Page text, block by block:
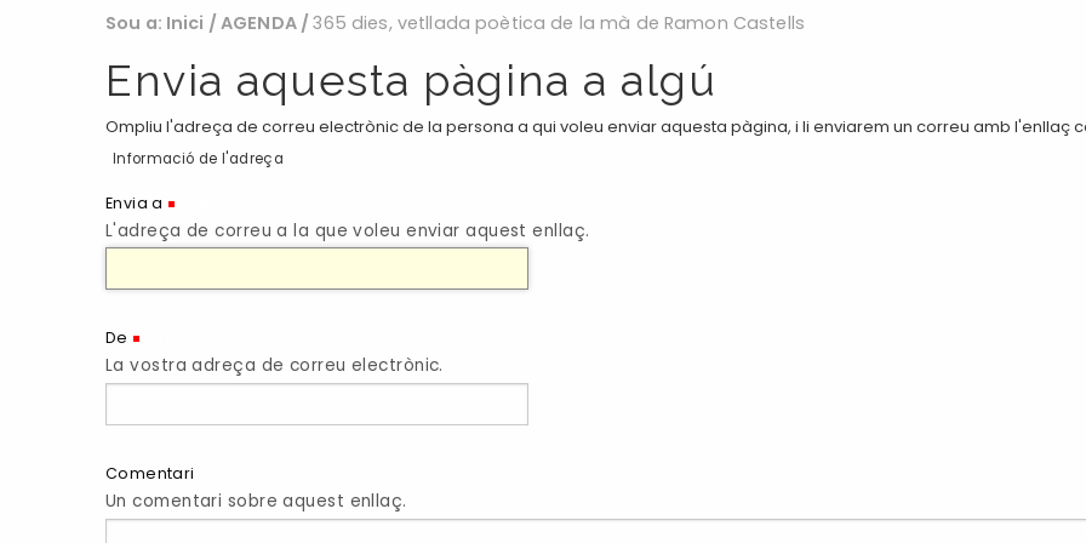
Sou a: Inici /AGENDA /365 dies, vetllada poètica de la mà de Ramon Castells
Envia aquesta pàgina a algú
Ompliu l'adreça de correu electrònic de la persona a qui voleu enviar aquesta pàgina, i li enviarem un correu amb l'enllaç
Informació de l'adreça
Envia a
L'adreça de correu a la que voleu enviar aquest enllaç.
De
La vostra adreça de correu electrònic.
Comentari
Un comentari sobre aquest enllaç.